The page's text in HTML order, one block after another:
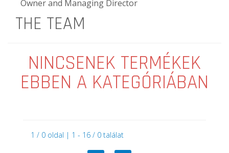
Owner and Managing Director
THE TEAM
NINCSENEK TERMÉKEK
EBBEN A KATEGÓRIÁBAN
1 / 0 oldal | 1 - 16 / 0 találat